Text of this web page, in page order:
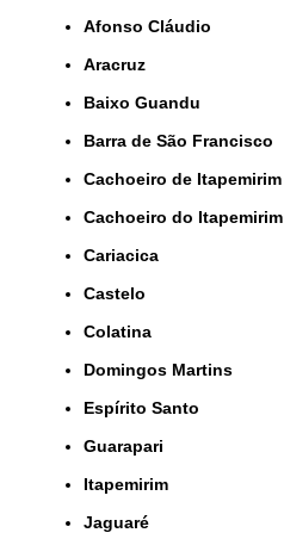
Afonso Cláudio
Aracruz
Baixo Guandu
Barra de São Francisco
Cachoeiro de Itapemirim
Cachoeiro do Itapemirim
Cariacica
Castelo
Colatina
Domingos Martins
Espírito Santo
Guarapari
Itapemirim
Jaguaré